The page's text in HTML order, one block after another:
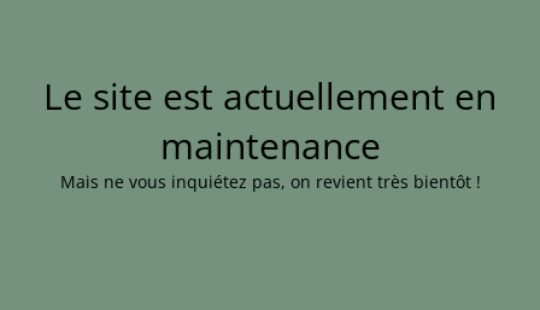
Le site est actuellement en
maintenance
Mais ne vous inquiétez pas, on revient très bientôt !